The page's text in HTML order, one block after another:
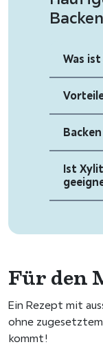
Was
Ist
Für den
Ein Rezept mit
ohne
kommt!